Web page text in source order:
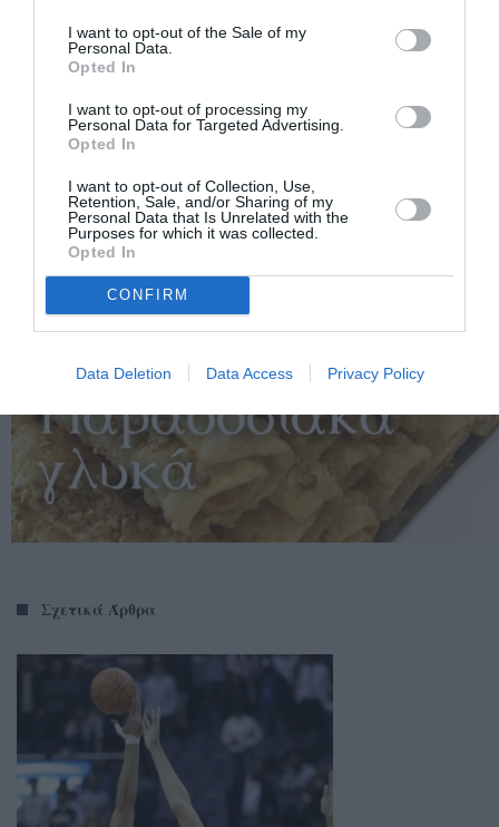
I want to opt-out of the Sale of my
Personal Data.
Opted In
I want to opt-out of processing my
Personal Data for Targeted Advertising.
Opted In
I want to opt-out of Collection, Use,
Retention, Sale, and/or Sharing of my
Personal Data that Is Unrelated with the
Purposes for which it was collected.
Opted In
CONFIRM
Data Deletion Data Access Privacy Policy
Σχετικά Άρθρα